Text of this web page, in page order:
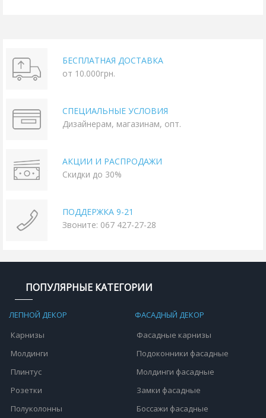
БЕСПЛАТНАЯ ДОСТАВКА
от 10.000грн.
СПЕЦИАЛЬНЫЕ УСЛОВИЯ
Дизайнерам, магазинам, опт.
АКЦИИ И РАСПРОДАЖИ
Скидки до 30%
ПОДДЕРЖКА 9-21
Звоните: 067 427-27-28
ПОПУЛЯРНЫЕ КАТЕГОРИИ
ЛЕПНОЙ ДЕКОР
Карнизы
Молдинги
Плинтус
Розетки
Полуколонны
ФАСАДНЫЙ ДЕКОР
Фасадные карнизы
Подоконники фасадные
Молдинги фасадные
Замки фасадные
Боссажи фасадные